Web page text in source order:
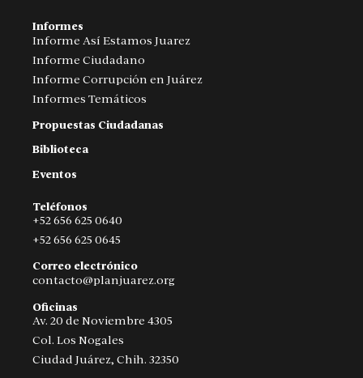
Informes
Informe Así Estamos Juarez
Informe Ciudadano
Informe Corrupción en Juárez
Informes Temáticos
Propuestas Ciudadanas
Biblioteca
Eventos
Teléfonos
+52 656 625 0640
+52 656 625 0645
Correo electrónico
contacto@planjuarez.org
Oficinas
Av. 20 de Noviembre 4305
Col. Los Nogales
Ciudad Juárez, Chih. 32350